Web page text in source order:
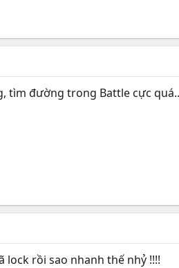
tìm đường trong Battle cực
lock rồi sao nhanh thế nhỷ !!!!